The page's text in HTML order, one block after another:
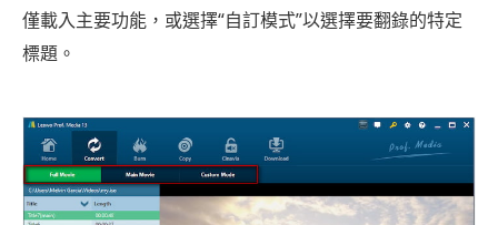
僅載入主要功能，或選擇“自訂模式”以選擇要翻錄的特定
標題。